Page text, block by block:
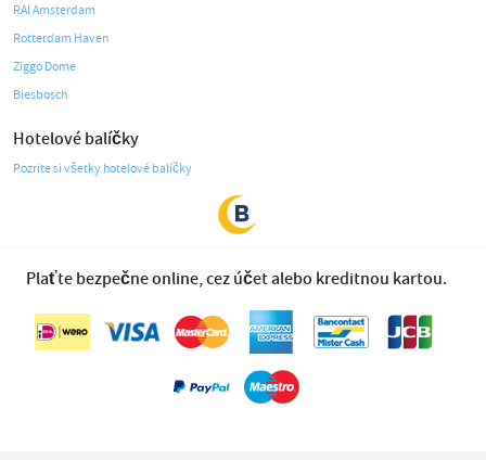
RAI Amsterdam
Rotterdam Haven
Ziggo Dome
Biesbosch
Hotelové balíčky
Pozrite si všetky hotelové balíčky
Plaťte bezpečne online, cez účet alebo kreditnou kartou.